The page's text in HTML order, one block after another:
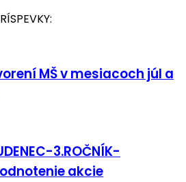
MŠ v mesiacoch júl a
3.ROČNÍK-
akcie